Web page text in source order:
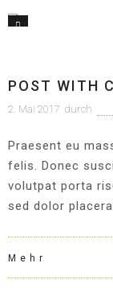
1
POST WITH
2. Mai 2017 durch
Praesent eu
felis. Donec
volutpat porta
sed dolor
Mehr